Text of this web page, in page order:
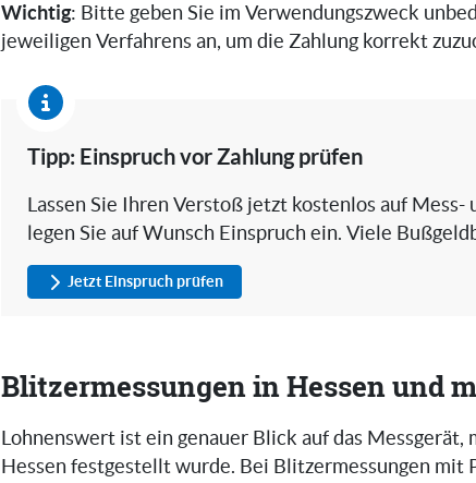
Wichtig: Bitte geben Sie im Verwendungszweck
jeweiligen Verfahrens an, um die Zahlung korrekt
Tipp: Einspruch vor Zahlung prüfen
Lassen Sie Ihren Verstoß jetzt kostenlos auf
legen Sie auf Wunsch Einspruch ein. Viele
Jetzt Einspruch prüfen
Blitzermessungen in Hessen und
Lohnenswert ist ein genauer Blick auf das
Hessen festgestellt wurde. Bei Blitzermessungen mit